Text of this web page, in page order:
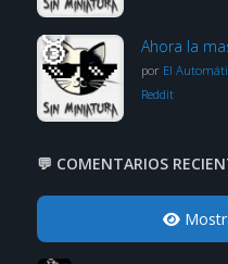
Ahora la
por El
Reddit
💬 COMENTARIOS